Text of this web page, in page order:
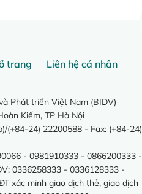
trang
Liên hệ cá nhân
Phát triển Việt Nam (BIDV)
Kiếm, TP Hà Nội
(+84-24) 22200588 - Fax: (+84-24)
- 0981910333 - 0866200333 -
0336258333 - 0336128333 -
xác minh giao dịch thẻ, giao dịch